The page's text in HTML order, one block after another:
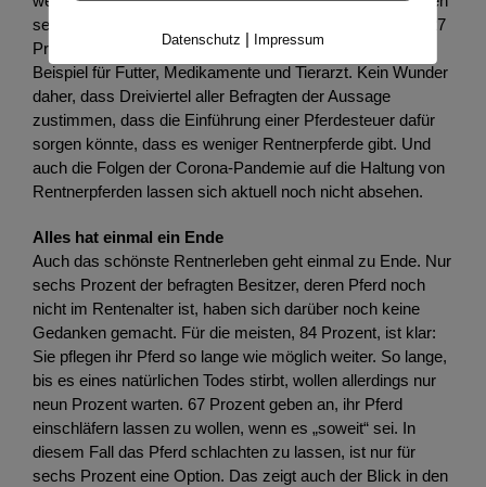
seien, bei den meisten (44 %) hat sich nichts verändert. 27
Prozent müssen sogar mehr ausgeben als zuvor, zum
Beispiel für Futter, Medikamente und Tierarzt. Kein Wunder
daher, dass Dreiviertel aller Befragten der Aussage
zustimmen, dass die Einführung einer Pferdesteuer dafür
sorgen könnte, dass es weniger Rentnerpferde gibt. Und
auch die Folgen der Corona-Pandemie auf die Haltung von
Rentnerpferden lassen sich aktuell noch nicht absehen.
Alles hat einmal ein Ende
Auch das schönste Rentnerleben geht einmal zu Ende. Nur
sechs Prozent der befragten Besitzer, deren Pferd noch
nicht im Rentenalter ist, haben sich darüber noch keine
Gedanken gemacht. Für die meisten, 84 Prozent, ist klar:
Sie pflegen ihr Pferd so lange wie möglich weiter. So lange,
bis es eines natürlichen Todes stirbt, wollen allerdings nur
neun Prozent warten. 67 Prozent geben an, ihr Pferd
einschläfern lassen zu wollen, wenn es „soweit“ sei. In
diesem Fall das Pferd schlachten zu lassen, ist nur für
sechs Prozent eine Option. Das zeigt auch der Blick in den
Datenschutz | Impressum